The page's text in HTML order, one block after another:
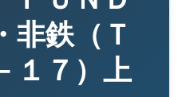
鉄（Ｔ
１７）上